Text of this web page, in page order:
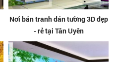
Nơi bán tranh dán tường 3D đẹp
- rẻ tại Tân Uyên